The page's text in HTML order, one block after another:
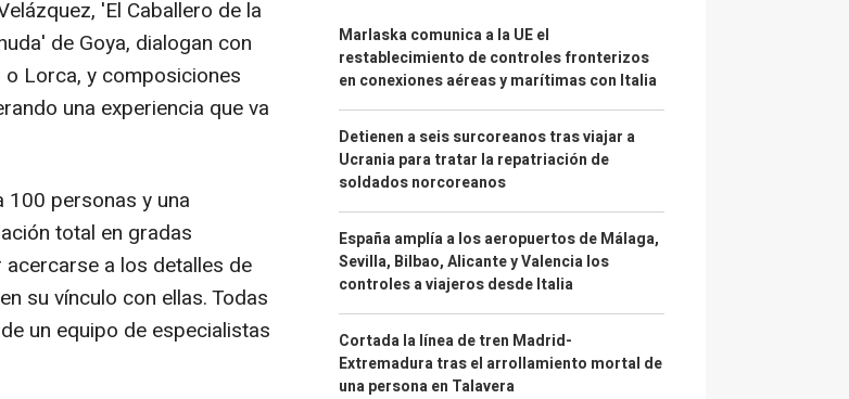
'El Caballero de la
de Goya, dialogan con
Lorca, y composiciones
una experiencia que va
100 personas y una
total en gradas
a los detalles de
su vínculo con ellas. Todas
un equipo de especialistas
Marlaska comunica a la UE el
restablecimiento de controles fronterizos
en conexiones aéreas y marítimas con Italia
Detienen a seis surcoreanos tras viajar a
Ucrania para tratar la repatriación de
soldados norcoreanos
España amplía a los aeropuertos de Málaga,
Sevilla, Bilbao, Alicante y Valencia los
controles a viajeros desde Italia
Cortada la línea de tren Madrid-
Extremadura tras el arrollamiento mortal de
una persona en Talavera